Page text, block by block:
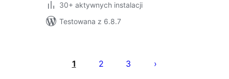
30+ aktywnych instalacji
Testowana z 6.8.7
wpisów
1 2 3